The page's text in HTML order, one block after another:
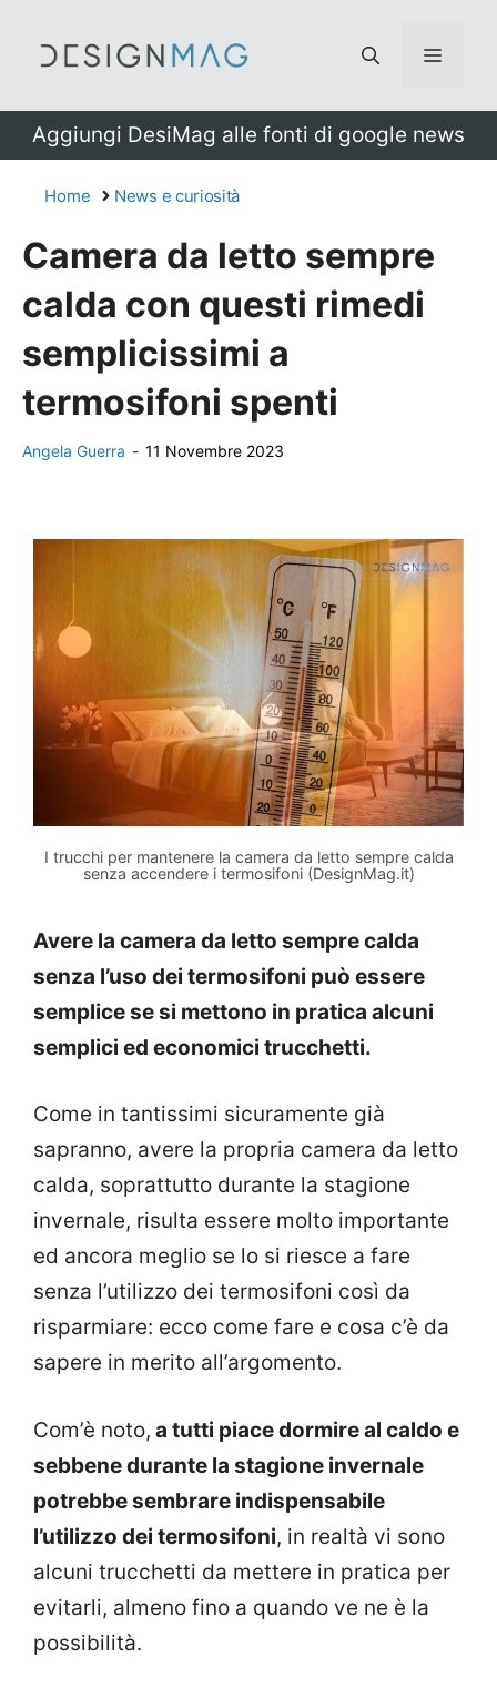
Menu
Aggiungi DesiMag alle fonti di google news
Home News e curiosità
Camera da letto sempre
calda con questi rimedi
semplicissimi a
termosifoni spenti
Angela Guerra - 11 Novembre 2023
I trucchi per mantenere la camera da letto sempre calda
senza accendere i termosifoni (DesignMag.it)
Avere la camera da letto sempre calda
senza l’uso dei termosifoni può essere
semplice se si mettono in pratica alcuni
semplici ed economici trucchetti.
Come in tantissimi sicuramente già
sapranno, avere la propria camera da letto
calda, soprattutto durante la stagione
invernale, risulta essere molto importante
ed ancora meglio se lo si riesce a fare
senza l’utilizzo dei termosifoni così da
risparmiare: ecco come fare e cosa c’è da
sapere in merito all’argomento.
Com’è noto, a tutti piace dormire al caldo e
sebbene durante la stagione invernale
potrebbe sembrare indispensabile
l’utilizzo dei termosifoni, in realtà vi sono
alcuni trucchetti da mettere in pratica per
evitarli, almeno fino a quando ve ne è la
possibilità.